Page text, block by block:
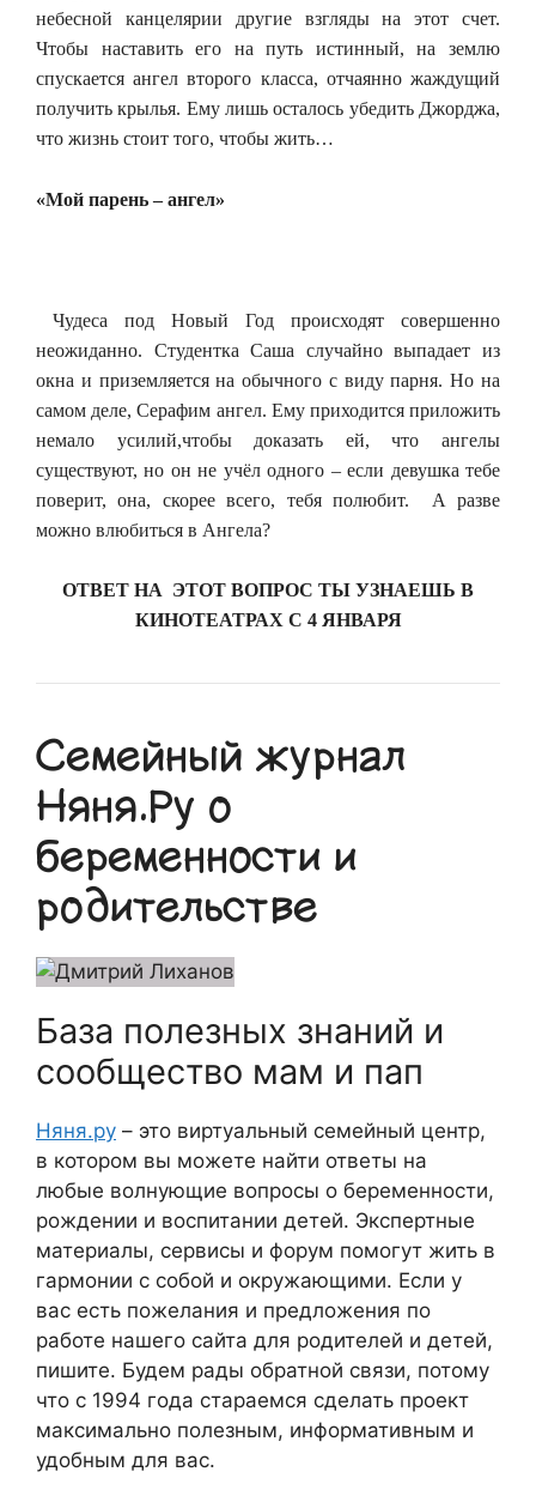
небесной канцелярии другие взгляды на этот счет.
Чтобы наставить его на путь истинный, на землю
спускается ангел второго класса, отчаянно жаждущий
получить крылья. Ему лишь осталось убедить Джорджа,
что жизнь стоит того, чтобы жить…
«Мой парень – ангел»
Чудеса под Новый Год происходят совершенно
неожиданно. Студентка Саша случайно выпадает из
окна и приземляется на обычного с виду парня. Но на
самом деле, Серафим ангел. Ему приходится приложить
немало усилий,чтобы доказать ей, что ангелы
существуют, но он не учёл одного – если девушка тебе
поверит, она, скорее всего, тебя полюбит. А разве
можно влюбиться в Ангела?
ОТВЕТ НА ЭТОТ ВОПРОС ТЫ УЗНАЕШЬ В
КИНОТЕАТРАХ С 4 ЯНВАРЯ
Семейный журнал
Няня.Ру о
беременности и
родительстве
База полезных знаний и
сообщество мам и пап
Няня.ру – это виртуальный семейный центр,
в котором вы можете найти ответы на
любые волнующие вопросы о беременности,
рождении и воспитании детей. Экспертные
материалы, сервисы и форум помогут жить в
гармонии с собой и окружающими. Если у
вас есть пожелания и предложения по
работе нашего сайта для родителей и детей,
пишите. Будем рады обратной связи, потому
что c 1994 года стараемся сделать проект
максимально полезным, информативным и
удобным для вас.